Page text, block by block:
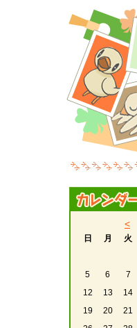
<
日 月 火
5
6 7
12
13 14
19
20 21